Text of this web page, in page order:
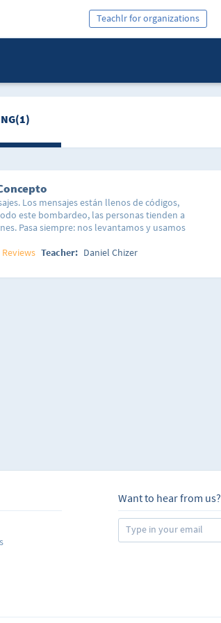
Teachlr for organizations
Los mensajes están llenos de códigos,
este bombardeo, las personas tienden a
Pasa siempre: nos levantamos y usamos
mucho más complejo (y menos
exitosas son el resultado de un
Reviews Teacher: Daniel Chizer
Want to hear from us?